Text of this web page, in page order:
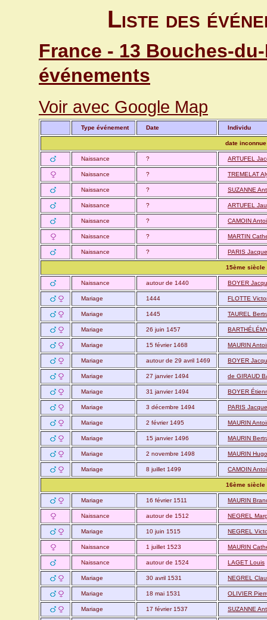
Liste des
France - 13 Bouches-
événements
Voir avec Google Map
Type événement Date Individu
date inconnue
Naissance ? ARTUFEL
Naissance ? TREMELAT
Naissance ? SUZANNE
Naissance ? ARTUFEL
Naissance ? CAMOIN
Naissance ? MARTIN
Naissance ? PARIS
15ème siècle
Naissance autour de 1440 BOYER
Mariage 1444 FLOTTE
Mariage 1445 TAUREL
Mariage 26 juin 1457
Mariage 15 février 1468 MAURIN
Mariage autour de 29 avril 1469 BOYER
Mariage 27 janvier 1494 de GIRAUD
Mariage 31 janvier 1494 BOYER
Mariage 3 décembre 1494 PARIS
Mariage 2 février 1495 MAURIN
Mariage 15 janvier 1496 MAURIN
Mariage 2 novembre 1498 MAURIN
Mariage 8 juillet 1499 CAMOIN
16ème siècle
Mariage 16 février 1511 MAURIN
Naissance autour de 1512 NEGREL
Mariage 10 juin 1515 NEGREL
Naissance 1 juillet 1523 MAURIN
Naissance autour de 1524 LAGET Louis
Mariage 30 avril 1531 NEGREL
Mariage 18 mai 1531 OLIVIER
Mariage 17 février 1537 SUZANNE